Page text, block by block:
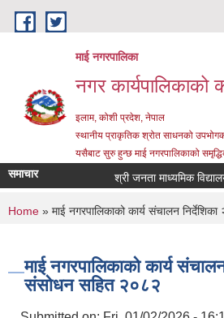
Skip to main content
माई नगरपालिका
नगर कार्यपालिकाको
इलाम, कोशी प्रदेश, नेपाल
स्थानीय प्राकृतिक श्रोत साधनको
यसैबाट सुरु हुन्छ माई नगरपालिकाको
समाचार श्री जनता माध्यमिक
You are here
Home » माई नगरपालिकाको कार्य संचालन
माई नगरपालिकाको कार्य
संसोधन सहित २०८२